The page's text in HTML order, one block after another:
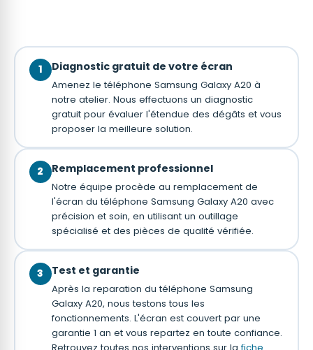
1 Diagnostic gratuit de votre écran
Amenez le téléphone Samsung Galaxy A20 à
notre atelier. Nous effectuons un diagnostic
gratuit pour évaluer l'étendue des dégâts et vous
proposer la meilleure solution.
2 Remplacement professionnel
Notre équipe procède au remplacement de
l'écran du téléphone Samsung Galaxy A20 avec
précision et soin, en utilisant un outillage
spécialisé et des pièces de qualité vérifiée.
3 Test et garantie
Après la reparation du téléphone Samsung
Galaxy A20, nous testons tous les
fonctionnements. L'écran est couvert par une
garantie 1 an et vous repartez en toute confiance.
Retrouvez toutes nos interventions sur lafiche